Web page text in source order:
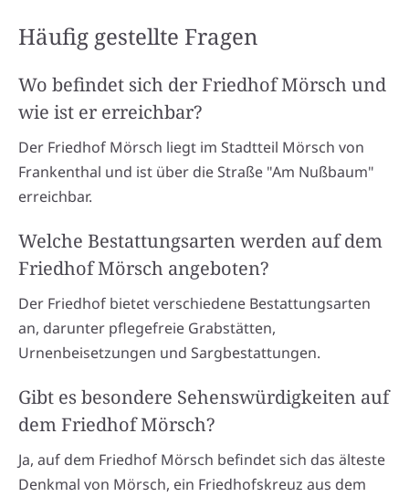
Häufig gestellte Fragen
Wo befindet sich der Friedhof Mörsch und
wie ist er erreichbar?
Der Friedhof Mörsch liegt im Stadtteil Mörsch von
Frankenthal und ist über die Straße "Am Nußbaum"
erreichbar.
Welche Bestattungsarten werden auf dem
Friedhof Mörsch angeboten?
Der Friedhof bietet verschiedene Bestattungsarten
an, darunter pflegefreie Grabstätten,
Urnenbeisetzungen und Sargbestattungen.
Gibt es besondere Sehenswürdigkeiten auf
dem Friedhof Mörsch?
Ja, auf dem Friedhof Mörsch befindet sich das älteste
Denkmal von Mörsch, ein Friedhofskreuz aus dem